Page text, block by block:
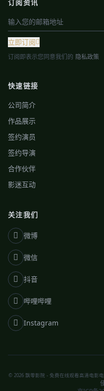
订阅资讯
立即订阅
订阅即表示您同意我们的 隐私政策
快速链接
公司简介
作品展示
签约演员
签约导演
合作伙伴
影迷互动
关注我们
微博
微信
抖音
哔哩哔哩
Instagram
© 2026 飘零影院 - 免费在线观看高清电影